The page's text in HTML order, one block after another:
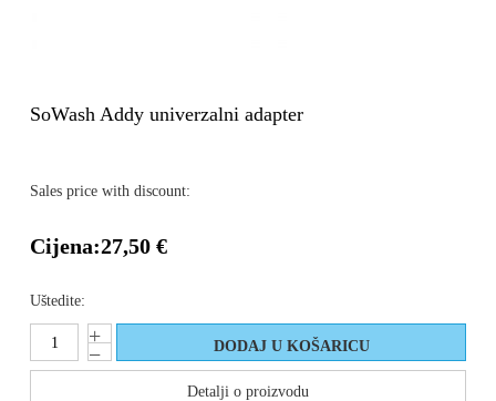
SoWash Addy univerzalni adapter
Sales price with discount:
Cijena:27,50 €
Uštedite:
Detalji o proizvodu